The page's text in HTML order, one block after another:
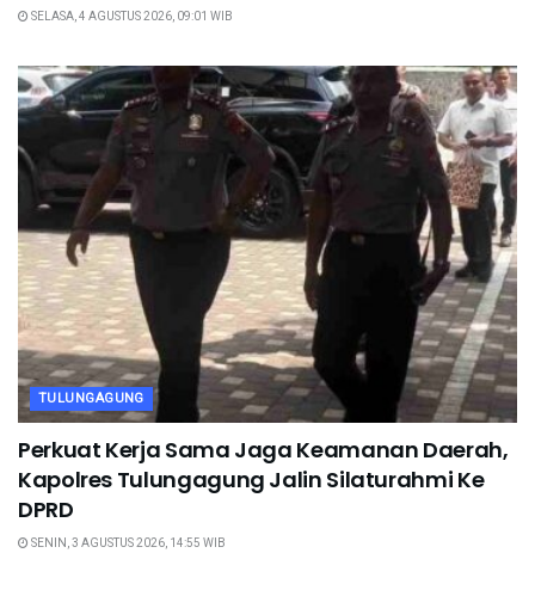
SELASA, 4 AGUSTUS 2026, 09:01 WIB
TULUNGAGUNG
Perkuat Kerja Sama Jaga Keamanan Daerah,
Kapolres Tulungagung Jalin Silaturahmi Ke
DPRD
SENIN, 3 AGUSTUS 2026, 14:55 WIB